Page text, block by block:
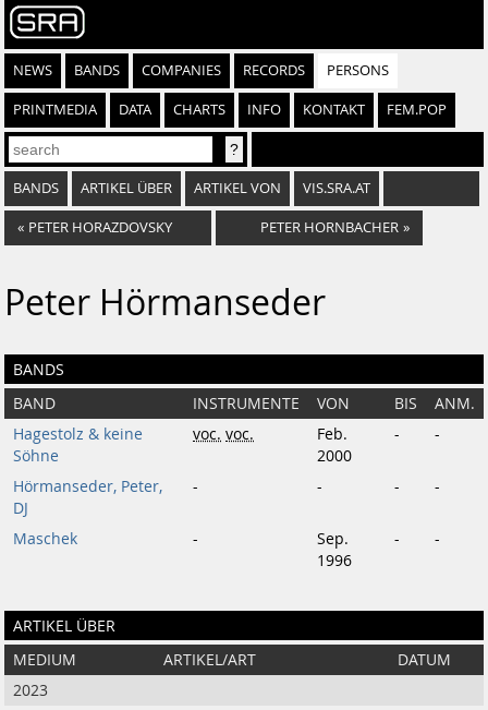
NEWS BANDS COMPANIES RECORDS PERSONS
PRINTMEDIA DATA CHARTS INFO KONTAKT FEM.POP
BANDS ARTIKEL ÜBER ARTIKEL VON VIS.SRA.AT
« PETER HORAZDOVSKY PETER HORNBACHER »
Peter Hörmanseder
BANDS
BAND INSTRUMENTE VON BIS
ANM.
Hagestolz & keine
Söhne
voc. voc.
Feb.
2000
- -
Hörmanseder, Peter,
DJ
- - - -
Maschek -
Sep.
1996
- -
ARTIKEL ÜBER
MEDIUM ARTIKEL/ART
DATUM
2023